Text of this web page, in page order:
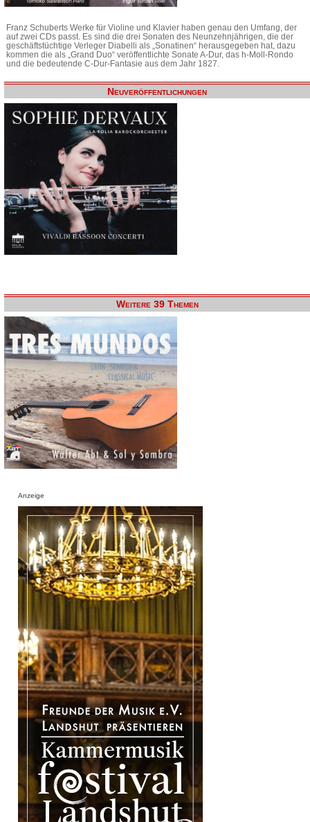
Franz Schuberts Werke für Violine und Klavier haben genau den Umfang, der
auf zwei CDs passt. Es sind die drei Sonaten des Neunzehnjährigen, die der
geschäftstüchtige Verleger Diabelli als „Sonatinen“ herausgegeben hat, dazu
kommen die als „Grand Duo“ veröffentlichte Sonate A-Dur, das h-Moll-Rondo
und die bedeutende C-Dur-Fantasie aus dem Jahr 1827.
Neuveröffentlichungen
Weitere 39 Themen
Anzeige